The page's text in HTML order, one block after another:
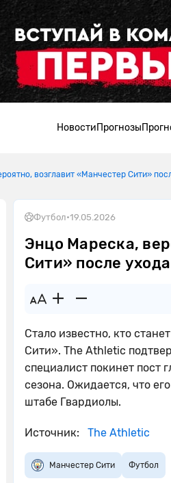
НовостиПрогнозы
возглавит «Манчестер Сити»
Футбол•19.05.2026
Энцо Мареска,
Сити» после
Стало известно, кто
Сити». The Athletic
специалист покинет пост
сезона. Ожидается, что
штабе Гвардиолы.
Источник: The Athletic
Манчестер Сити Футбол